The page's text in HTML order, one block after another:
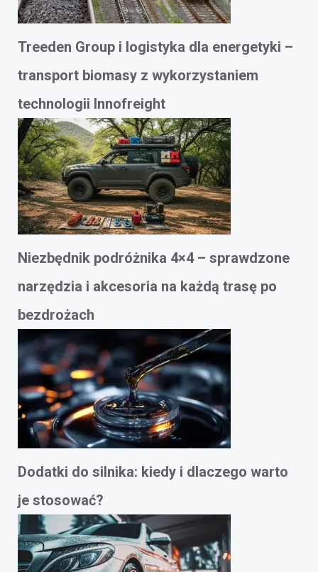
Treeden Group i logistyka dla energetyki –
transport biomasy z wykorzystaniem
technologii Innofreight
Niezbędnik podróżnika 4×4 – sprawdzone
narzędzia i akcesoria na każdą trasę po
bezdrożach
Dodatki do silnika: kiedy i dlaczego warto
je stosować?